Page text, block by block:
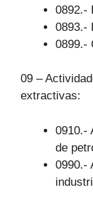
0892.-
0893.-
0899.-
09 –
extractivas:
0910.-
de
0990.-